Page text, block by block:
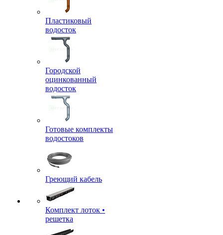
Пластиковый
водосток
Городской
оцинкованный
водосток
Готовые комплекты
водостоков
Греющий кабель
Комплект лоток •
решетка